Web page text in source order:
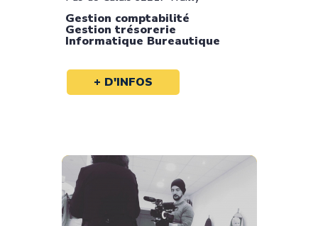
Gestion comptabilité
Gestion trésorerie
Informatique Bureautique
+ D'INFOS